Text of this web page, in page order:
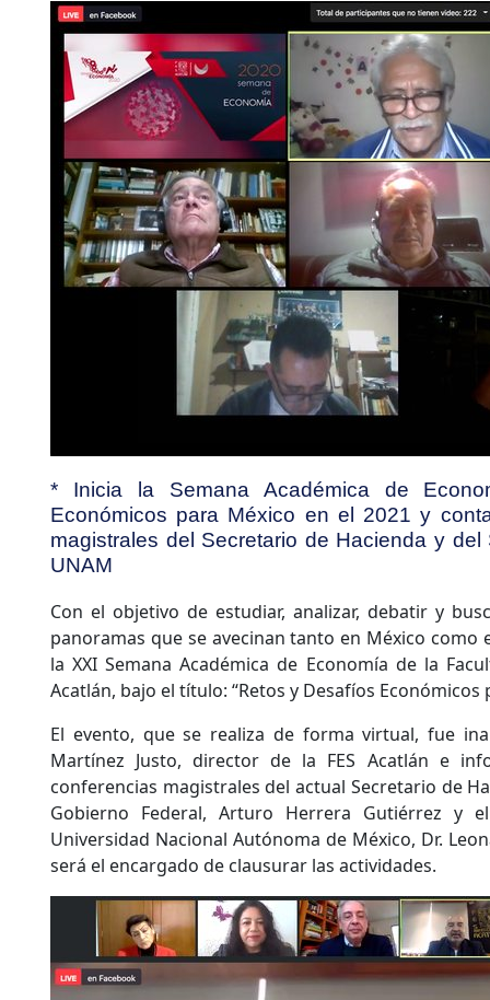
* Inicia la Semana Académica de
Económicos para México en el 2021 y
magistrales del Secretario de Hacienda y
UNAM
Con el objetivo de estudiar, analizar, debatir y
panoramas que se avecinan tanto en México
la XXI Semana Académica de Economía de la
Acatlán, bajo el título: “Retos y Desafíos Económicos
El evento, que se realiza de forma virtual, fue
Martínez Justo, director de la FES Acatlán e
conferencias magistrales del actual Secretario de
Gobierno Federal, Arturo Herrera Gutiérrez y
Universidad Nacional Autónoma de México, Dr.
será el encargado de clausurar las actividades.